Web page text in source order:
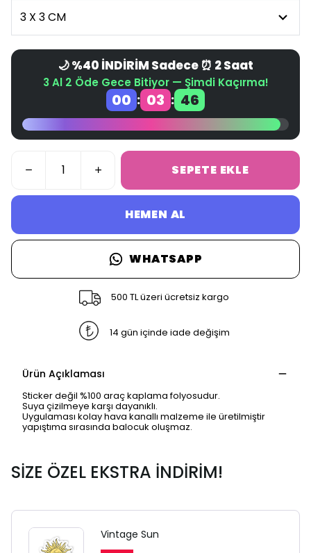
🌙 %40 İNDİRİM Sadece ⏰ 2 Saat
3 Al 2 Öde Gece Bitiyor — Şimdi Kaçırma!
00 : 03 : 46
SEPETE EKLE
HEMEN AL
WHATSAPP
500 TL üzeri ücretsiz kargo
14 gün içinde iade değişim
Ürün Açıklaması
Sticker değil %100 araç kaplama folyosudur.
Suya çizilmeye karşı dayanıklı.
Uygulaması kolay hava kanallı malzeme ile üretilmiştir
yapıştıma sırasında balocuk oluşmaz.
SİZE ÖZEL EKSTRA İNDİRİM!
Vintage Sun